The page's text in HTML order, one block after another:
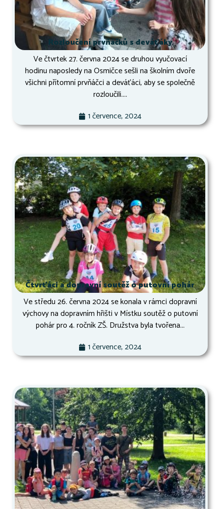
Rozloučení prvňáčků s deváťáky
Ve čtvrtek 27. června 2024 se druhou vyučovací
hodinu naposledy na Osmičce sešli na školním dvoře
všichni přítomní prvňáčci a deváťáci, aby se společně
rozloučili....
1 července, 2024
Čtvrťáci a dopravní soutěž o putovní pohár
Ve středu 26. června 2024 se konala v rámci dopravní
výchovy na dopravním hřišti v Místku soutěž o putovní
pohár pro 4. ročník ZŠ. Družstva byla tvořena...
1 července, 2024